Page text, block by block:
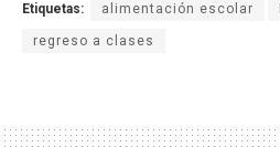
Etiquetas: alimentación escolar
regreso a clases